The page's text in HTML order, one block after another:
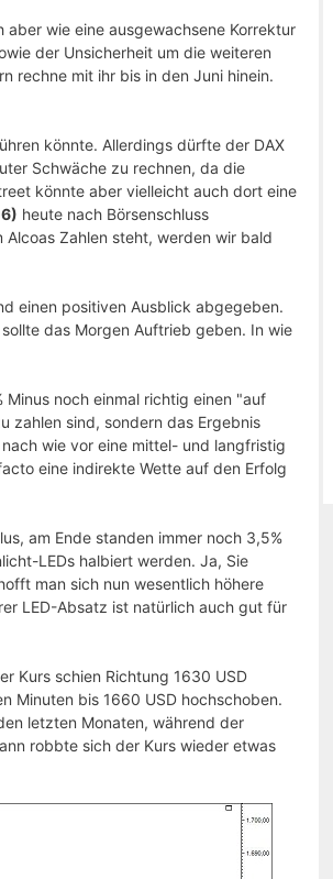
wie eine ausgewachsene Korrektur
der Unsicherheit um die weiteren
rechne mit ihr bis in den Juni hinein.
könnte. Allerdings dürfte der DAX
Schwäche zu rechnen, da die
könnte aber vielleicht auch dort eine
heute nach Börsenschluss
Zahlen steht, werden wir bald
einen positiven Ausblick abgegeben.
das Morgen Auftrieb geben. In wie
Minus noch einmal richtig einen "auf
zahlen sind, sondern das Ergebnis
wie vor eine mittel- und langfristig
eine indirekte Wette auf den Erfolg
am Ende standen immer noch 3,5%
LEDs halbiert werden. Ja, Sie
man sich nun wesentlich höhere
LED-Absatz ist natürlich auch gut für
Kurs schien Richtung 1630 USD
Minuten bis 1660 USD hochschoben.
letzten Monaten, während der
robbte sich der Kurs wieder etwas